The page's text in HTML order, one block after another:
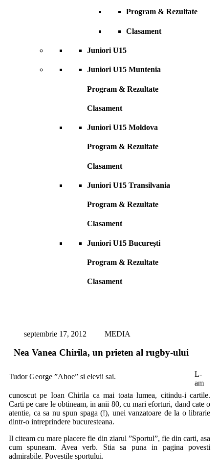
Program & Rezultate
Clasament
Juniori U15
Juniori U15 Muntenia
Program & Rezultate
Clasament
Juniori U15 Moldova
Program & Rezultate
Clasament
Juniori U15 Transilvania
Program & Rezultate
Clasament
Juniori U15 București
Program & Rezultate
Clasament
septembrie 17, 2012 MEDIA
Nea Vanea Chirila, un prieten al rugby-ului
Tudor George ”Ahoe” si elevii sai.
L-
am
cunoscut pe Ioan Chirila ca mai toata lumea, citindu-i cartile.
Carti pe care le obtineam, in anii 80, cu mari eforturi, dand cate o
atentie, ca sa nu spun spaga (!), unei vanzatoare de la o librarie
dintr-o intreprindere bucuresteana.
Il citeam cu mare placere fie din ziarul ”Sportul”, fie din carti, asa
cum spuneam. Avea verb. Stia sa puna in pagina povesti
admirabile. Povestile sportului.